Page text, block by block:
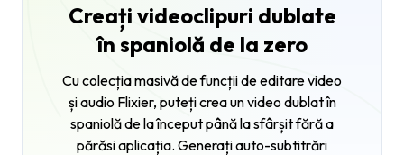
Creați videoclipuri dublate
în spaniolă de la zero
Cu colecția masivă de funcții de editare video
și audio Flixier, puteți crea un video dublat în
spaniolă de la început până la sfârșit fără a
părăsi aplicația. Generați auto-subtitrări